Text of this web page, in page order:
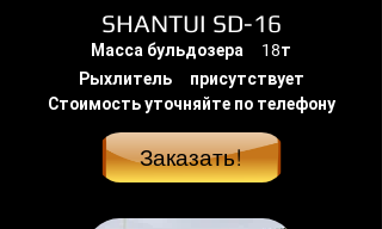
SHANTUI SD-16
Масса бульдозера 18т
Рыхлитель присутствует
Стоимость уточняйте по телефону
Заказать!